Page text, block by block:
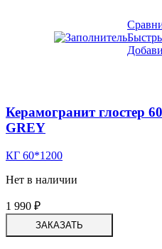
Керамогранит глостер
GREY
КГ 60*1200
Нет в наличии
1 990 ₽
ЗАКАЗАТЬ